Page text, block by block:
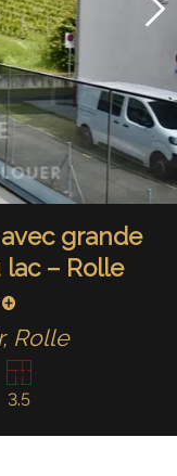
grande
– Rolle
Rolle
3.5